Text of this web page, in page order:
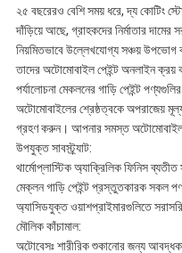
২৫ বছরেরও বেশি সময় ধরে, দ্য কোটিং
দাঁড়িয়ে আছে, গ্রাহকদের নির্মাতার
নিয়মিতভাবে উল্লেখযোগ্য সঞ্চয় উপভোগ
তাদের অটোমোবাইল পেইন্ট অনলাইন
পর্যালোচনা মেকলনের গাড়ি পেইন্ট
অটোমোবাইলের শ্রেষ্ঠত্বকে অপরাজেয়
গ্রহণ করুন। আপনার সমস্ত অটোমোবাইল
উপযুক্ত সাবস্ট্র্যাট:
থার্মোপ্লাস্টিক অ্যাক্রিলিক ফিনিস
মেক্লন গাড়ি পেইন্ট প্রস্তুতকারক সকল
অ্যাসিডযুক্ত ওয়াশপ্রাইমারগুলিতে
মৌলিক কাঁচামাল:
অটোবেসঃ শারীরিক শুকানোর জন্য